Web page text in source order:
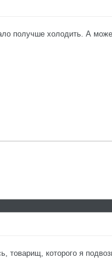
получше холодить. А
товарищ, которого я